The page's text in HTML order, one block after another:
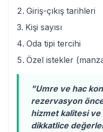
Giriş-çıkış tarihleri
Kişi sayısı
Oda tipi tercihi
Özel istekler
"Umre ve hac
rezervasyon
hizmet kalitesi
dikkatlice